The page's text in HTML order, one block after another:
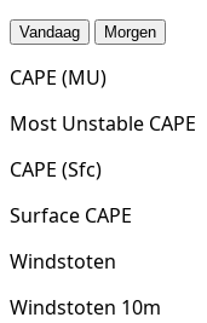
Vandaag Morgen
CAPE (MU)
Most Unstable CAPE
CAPE (Sfc)
Surface CAPE
Windstoten
Windstoten 10m